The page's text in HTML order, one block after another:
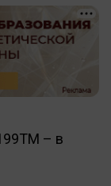
– в